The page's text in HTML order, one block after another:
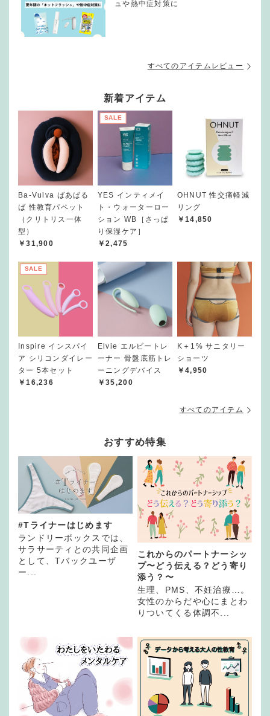
ュや熱中症対策に
すべてのアイテムレビュー
新着アイテム
Ba-Vulva ばあばる
ば 性教育パペット
（クリトリス一体
型）
￥31,900
SALE
YES インティメイ
ト・ウォーターロー
ション WB［さっぱ
り保湿ケア］
￥2,475
OHNUT 性交痛軽減
リング
￥14,850
SALE
Inspire インスパイ
ア シリコンダイレー
ター 5本セット
￥16,236
Elvie エルビートレ
ーナー 骨盤底筋トレ
ーニングデバイス
￥35,200
K＋1% サニタリー
ショーツ
￥4,950
すべてのアイテム
おすすめ特集
#Tライナーはじめます
ランドリーボックスでは、
サラサーティとの共同企画
として、Tバックユーザ
ー...
これからのパートナーシッ
プ〜どう伝える？どう寄り
添う？〜
生理、PMS、不妊治療…。
女性のからだや心にまとわ
りついてくる体調不...